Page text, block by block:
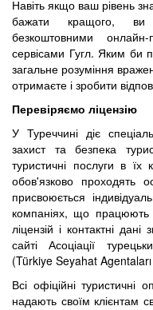
Навіть якщо ваш рівень
бажати кращого, ви
безкоштовними
сервісами Гугл. Яким би
загальне розуміння
отримаєте і зробити
Перевіряємо ліцензію
У Туреччині діє
захист та безпека
туристичні послуги в їх
обов'язково проходять
присвоюється
компаніях, що працюють
ліцензій і контактні
сайті Асоціації
(Türkiye Seyahat
Всі офіційні туристичні
надають своїм клієнтам